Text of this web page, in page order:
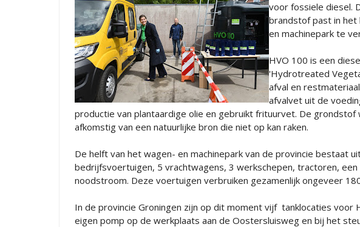
voor fossiele diesel.
brandstof past in het
en machinepark te
HVO 100 is een
'Hydrotreated
afval en
afvalvet uit de
productie van plantaardige olie en gebruikt frituurvet. De grondstof
afkomstig van een natuurlijke bron die niet op kan raken.
De helft van het wagen- en machinepark van de provincie bestaat
bedrijfsvoertuigen, 5 vrachtwagens, 3 werkschepen, tractoren,
noodstroom. Deze voertuigen verbruiken gezamenlijk ongeveer
In de provincie Groningen zijn op dit moment vijf tanklocaties voor
eigen pomp op de werkplaats aan de Oostersluisweg en bij het